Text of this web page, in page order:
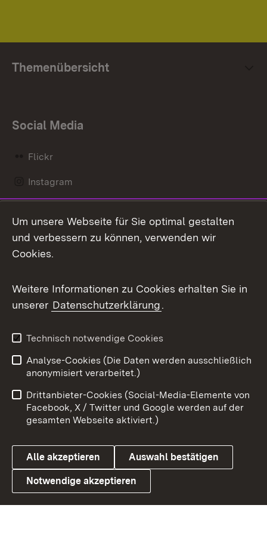
Themenübersicht
Social Media
Flickr
Instagram
Mastodon
Messenger
Social Wall
X / Twitter
Youtube
Link zum Landesportal
Benutzungshinweise
Barrierefreiheit
Datenschutz
Cookies
Um unsere Webseite für Sie optimal gestalten
und verbessern zu können, verwenden wir
Cookies.
Weitere Informationen zu Cookies erhalten Sie in
unserer Datenschutzerklärung.
Technisch notwendige Cookies
Analyse-Cookies (Die Daten werden ausschließlich
anonymisiert verarbeitet.)
Drittanbieter-Cookies (Social-Media-Elemente von
Facebook, X / Twitter und Google werden auf der
gesamten Webseite aktiviert.)
Alle akzeptieren Auswahl bestätigen
Notwendige akzeptieren